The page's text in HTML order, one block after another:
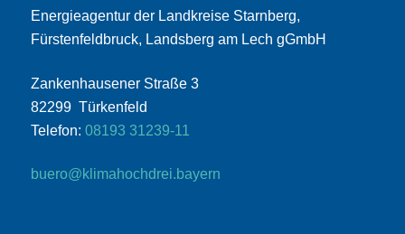
Energieagentur der Landkreise Starnberg,
Fürstenfeldbruck, Landsberg am Lech gGmbH
Zankenhausener Straße 3
82299 Türkenfeld
Telefon: 08193 31239-11
buero@klimahochdrei.bayern